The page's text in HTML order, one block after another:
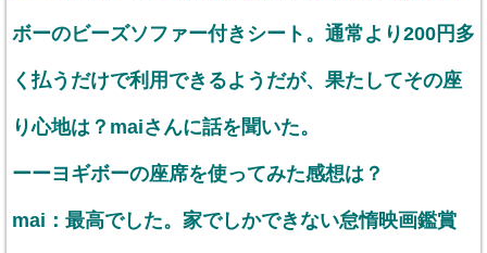
ボーのビーズソファー付きシート。通常より200円多
く払うだけで利用できるようだが、果たしてその座
り心地は？maiさんに話を聞いた。
ーーヨギボーの座席を使ってみた感想は？
mai：最高でした。家でしかできない怠惰映画鑑賞